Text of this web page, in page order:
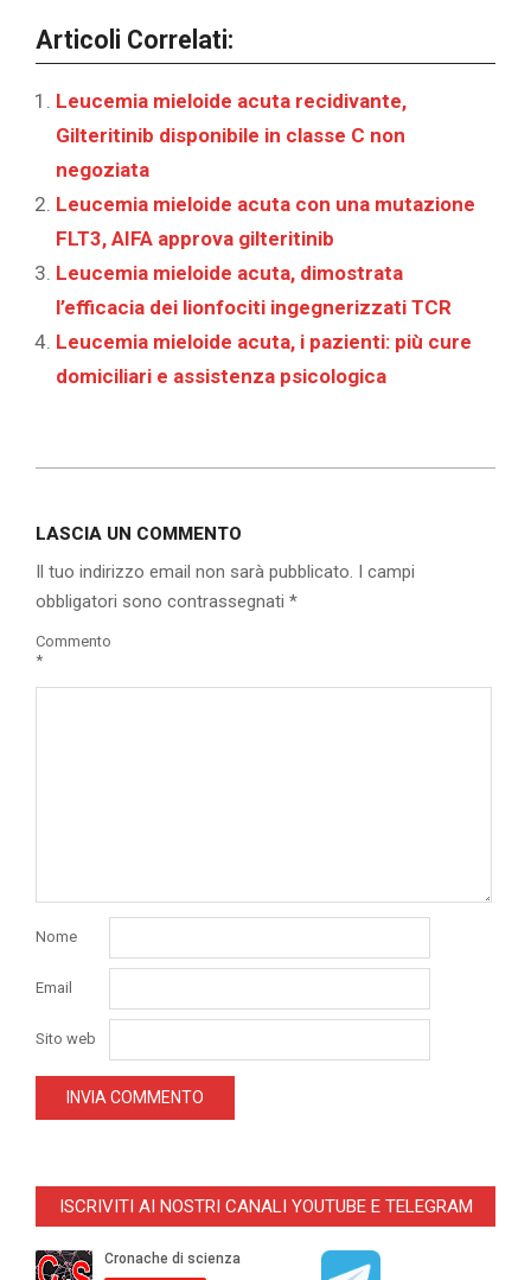
Articoli Correlati:
Leucemia mieloide acuta recidivante,
Gilteritinib disponibile in classe C non
negoziata
Leucemia mieloide acuta con una mutazione
FLT3, AIFA approva gilteritinib
Leucemia mieloide acuta, dimostrata
l’efficacia dei lionfociti ingegnerizzati TCR
Leucemia mieloide acuta, i pazienti: più cure
domiciliari e assistenza psicologica
30
LASCIA UN COMMENTO
Il tuo indirizzo email non sarà pubblicato. I campi
obbligatori sono contrassegnati *
Commento
*
Nome
Email
Sito web
ISCRIVITI AI NOSTRI CANALI YOUTUBE E TELEGRAM